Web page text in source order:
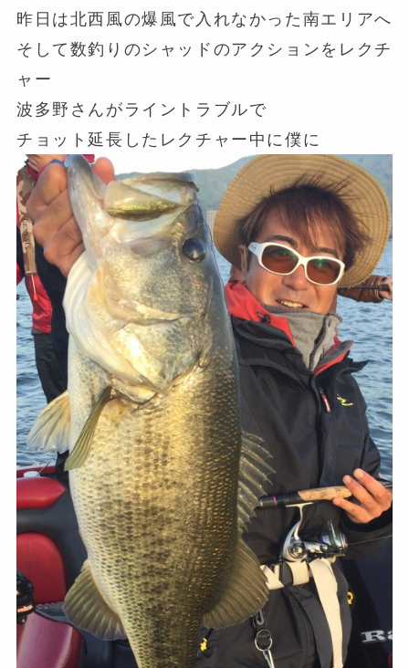
昨日は北西風の爆風で入れなかった南エリアへ
そして数釣りのシャッドのアクションをレクチ
ャー
波多野さんがライントラブルで
チョット延長したレクチャー中に僕に